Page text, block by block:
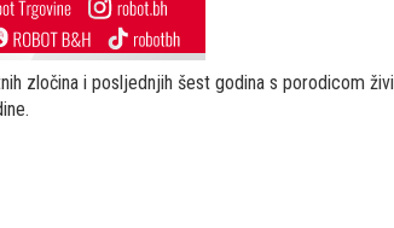
zločina i posljednjih šest godina s porodicom živi